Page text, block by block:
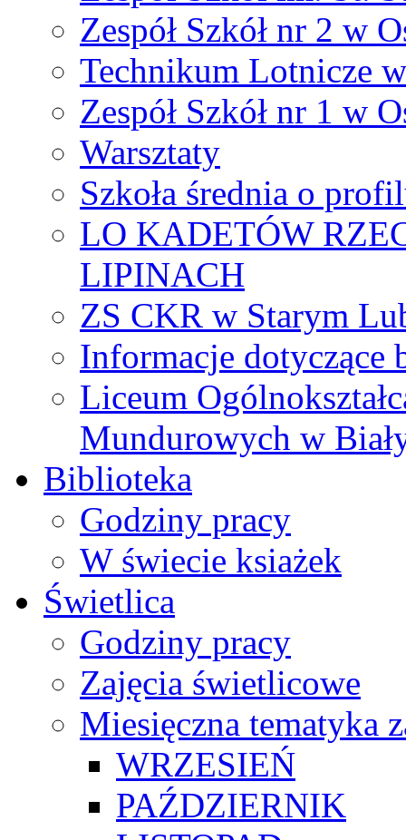
Zespół Szkół nr 2 w
Technikum Lotnicze
Zespół Szkół nr 1 w
Warsztaty
Szkoła średnia o
LO KADETÓW
LIPINACH
ZS CKR w Starym
Informacje dotyczące
Liceum
Mundurowych w
Biblioteka
Godziny pracy
W świecie ksiażek
Świetlica
Godziny pracy
Zajęcia świetlicowe
Miesięczna tematyka
WRZESIEŃ
PAŹDZIERNIK